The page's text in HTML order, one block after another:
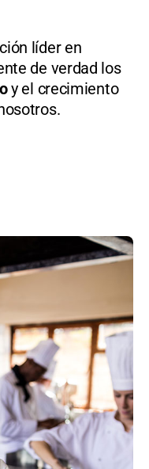
líder en
de verdad los
y el crecimiento